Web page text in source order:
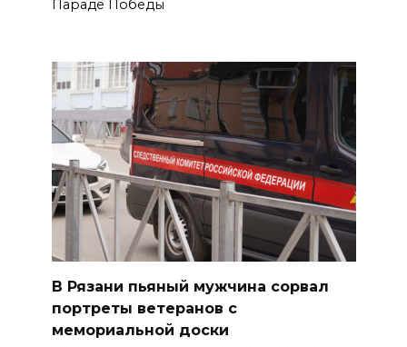
Параде Победы
В Рязани пьяный мужчина сорвал
портреты ветеранов с
мемориальной доски